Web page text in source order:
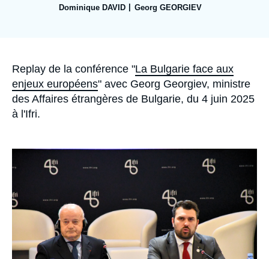
Nous soutenir
Dominique DAVID Georg GEORGIEV
Accroche
Replay de la conférence "La Bulgarie face aux
enjeux européens" avec Georg Georgiev, ministre
des Affaires étrangères de Bulgarie, du 4 juin 2025
à l'Ifri.
principale
médiatique